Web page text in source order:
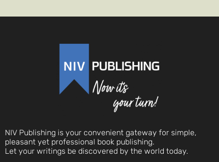
NIV Publishing is your convenient gateway for simple,
pleasant yet professional book publishing.
Let your writings be discovered by the world today.